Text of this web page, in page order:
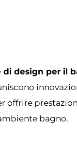
design per il
offrire
bagno.